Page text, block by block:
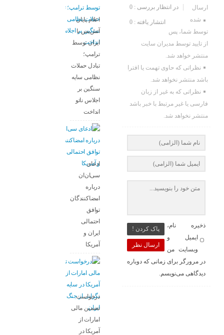
در انتظار بررسی : 0
انتشار یافته : 0
ارسال
شده
توسط شما، پس
از تایید توسط مدیران سایت
منتشر خواهد شد.
نظراتی که حاوی تهمت یا افترا
باشد منتشر نخواهد شد.
نظراتی که به غیر از زبان
فارسی یا غیر مرتبط با خبر باشد
منتشر نخواهد شد.
ارسال نظر
پاک کردن !
ذخیره نام،
ایمیل و
وبسایت من
در مرورگر برای زمانی که دوباره
دیدگاهی می‌نویسم.
اعلام پایان
آتش‌بس با
ایران توسط
ترامپ؛
تبادل حملات
نظامی سایه
سنگین بر
اجلاس ناتو
انداخت
ادعای
سی‌ان‌ان
درباره
امضاکنندگان
توافق
احتمالی
ایران و
آمریکا
درخواست
تضمین مالی
امارات از
آمریکا در